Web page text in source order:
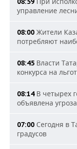
управление
08:00 Жители
потребляют
08:45 Власти
конкурса на
08:14В четырех
объявлена
07:00 Сегодня в
градусов